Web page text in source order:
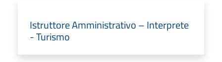
Istruttore Amministrativo – Interprete
- Turismo